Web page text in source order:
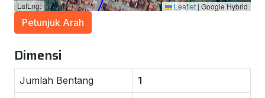
LatLng: Leaflet | Google Hybrid
Petunjuk Arah
Dimensi
Jumlah Bentang 1